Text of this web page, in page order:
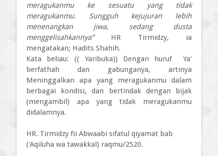
meragukanmu ke sesuatu yang tidak
meragukanmu. Sungguh kejujuran lebih
menenangkan jiwa, sedang dusta
menggelisahkannya”HR Tirmidzy, ia
mengatakan; Hadits Shahih.
Kata beliau: (( Yaribuka)) Dengan huruf Ya'
berfathah dan gabunganya, artinya
Meninggalkan apa yang meragukanmu dalam
berbagai kondisi, dan bertindak dengan bijak
(mengambil) apa yang tidak meragukanmu
didalamnya.
HR. Tirmidzy fii Abwaabi sifatul qiyamat bab
('Aqiluha wa tawakkal) raqmu/2520.